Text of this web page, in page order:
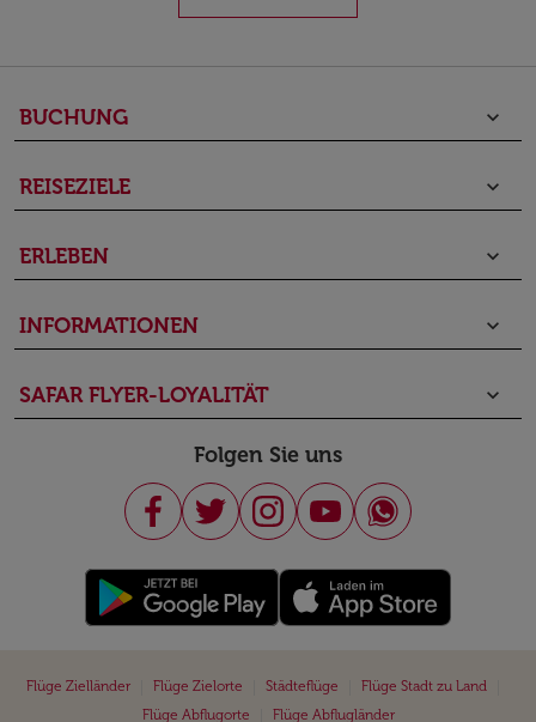
BUCHUNG keyboard_arrow_down
REISEZIELE keyboard_arrow_down
ERLEBEN keyboard_arrow_down
INFORMATIONEN keyboard_arrow_down
SAFAR FLYER-LOYALITÄT keyboard_arrow_down
Folgen Sie uns
Flüge Zielländer Flüge Zielorte Städteflüge Flüge Stadt zu Land
Flüge Abflugorte
Flüge Abflugländer